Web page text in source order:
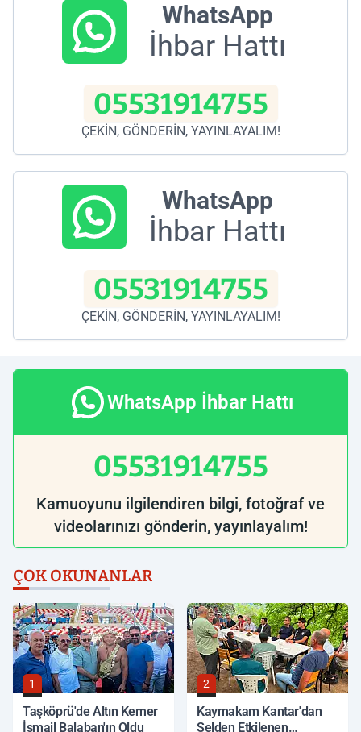
WhatsApp
İhbar Hattı
05531914755
ÇEKİN, GÖNDERİN, YAYINLAYALIM!
WhatsApp
İhbar Hattı
05531914755
ÇEKİN, GÖNDERİN, YAYINLAYALIM!
WhatsApp İhbar Hattı
05531914755
Kamuoyunu ilgilendiren bilgi, fotoğraf ve
videolarınızı gönderin, yayınlayalım!
ÇOK OKUNANLAR
1
Taşköprü'de Altın Kemer
İsmail Balaban'ın Oldu
2
Kaymakam Kantar'dan
Selden Etkilenen